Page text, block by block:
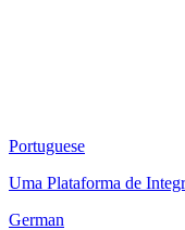
Portuguese
Uma Plataforma de
German